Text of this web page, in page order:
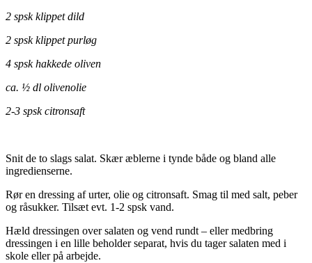
2 spsk klippet dild
2 spsk klippet purløg
4 spsk hakkede oliven
ca. ½ dl olivenolie
2-3 spsk citronsaft
Snit de to slags salat. Skær æblerne i tynde både og bland alle
ingredienserne.
Rør en dressing af urter, olie og citronsaft. Smag til med salt, peber
og råsukker. Tilsæt evt. 1-2 spsk vand.
Hæld dressingen over salaten og vend rundt – eller medbring
dressingen i en lille beholder separat, hvis du tager salaten med i
skole eller på arbejde.